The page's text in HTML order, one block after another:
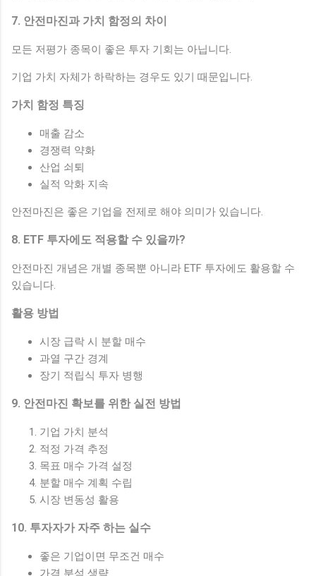
7. 안전마진과 가치 함정의 차이
모든 저평가 종목이 좋은 투자 기회는 아닙니다.
기업 가치 자체가 하락하는 경우도 있기 때문입니다.
가치 함정 특징
매출 감소
경쟁력 약화
산업 쇠퇴
실적 악화 지속
안전마진은 좋은 기업을 전제로 해야 의미가 있습니다.
8. ETF 투자에도 적용할 수 있을까?
안전마진 개념은 개별 종목뿐 아니라 ETF 투자에도 활용할 수
있습니다.
활용 방법
시장 급락 시 분할 매수
과열 구간 경계
장기 적립식 투자 병행
9. 안전마진 확보를 위한 실전 방법
기업 가치 분석
적정 가격 추정
목표 매수 가격 설정
분할 매수 계획 수립
시장 변동성 활용
10. 투자자가 자주 하는 실수
좋은 기업이면 무조건 매수
가격 분석 생략